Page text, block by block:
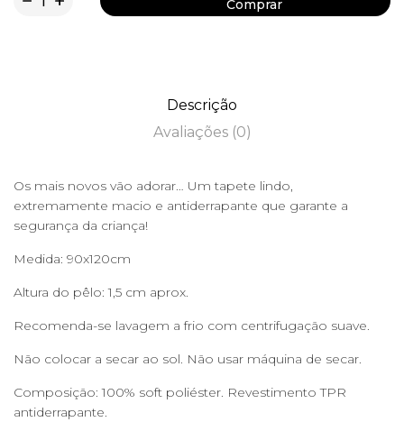
Comprar
Descrição
Avaliações (0)
Os mais novos vão adorar… Um tapete lindo,
extremamente macio e antiderrapante que garante a
segurança da criança!
Medida: 90x120cm
Altura do pêlo: 1,5 cm aprox.
Recomenda-se lavagem a frio com centrifugação suave.
Não colocar a secar ao sol. Não usar máquina de secar.
Composição: 100% soft poliéster. Revestimento TPR
antiderrapante.